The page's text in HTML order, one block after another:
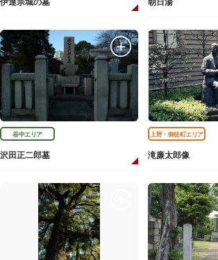
谷中エリア
沢田正二郎墓
上野・御徒町エリア
滝廉太郎像